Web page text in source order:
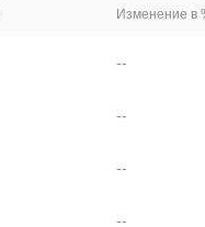
Изменение в
--
--
--
--